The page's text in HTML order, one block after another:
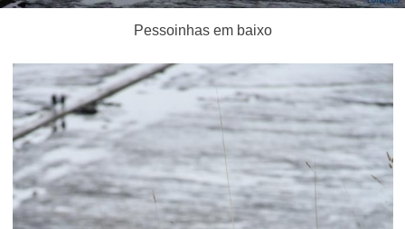
Pessoinhas em baixo